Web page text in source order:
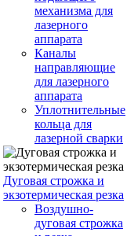
механизма для
лазерного
аппарата
Каналы
направляющие
для лазерного
аппарата
Уплотнительные
кольца для
лазерной сварки
Дуговая строжка и
экзотермическая резка
Воздушно-
дуговая строжка